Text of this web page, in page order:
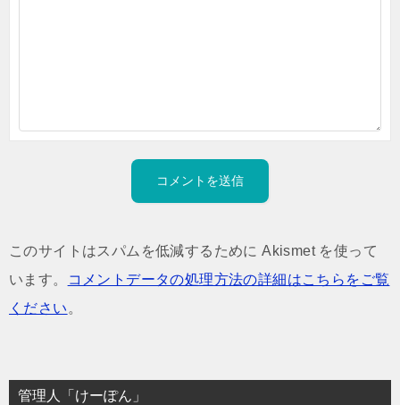
このサイトはスパムを低減するために Akismet を使って
います。
コメントデータの処理方法の詳細はこちらをご覧
ください 。
管理人「けーぽん」